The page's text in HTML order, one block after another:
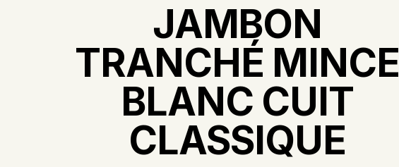
JAMBON
TRANCHÉ MINCE
BLANC CUIT
CLASSIQUE